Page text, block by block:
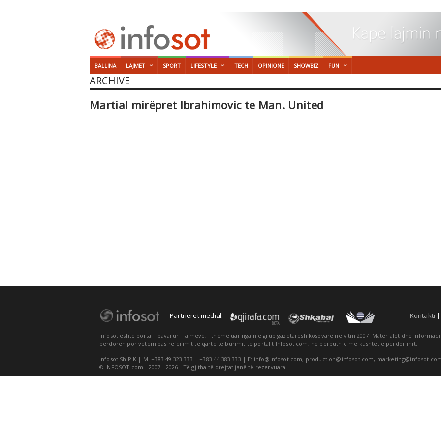
BALLINA LAJMET SPORT LIFESTYLE TECH OPINIONE SHOWBIZ FUN
ARCHIVE
Martial mirëpret Ibrahimovic te Man. United
Partnerët medial: Kontakti
Infosot është portal i pavarur i lajmeve, i themeluar nga një grup gazetarësh kosovarë në vitin 2007. Materialet dhe
përdoren por vetëm pas referimit të qartë të burimit të portalit Infosot.com, në përputhje me kushtet e përdorimit.
Infosot Sh.P.K | M: +383 49 323 333 | +383 44 383 333 | E: info@infosot.com, production@infosot.com,
© INFOSOT.com - 2007 - 2026 - Të gjitha të drejtat janë të rezervuara